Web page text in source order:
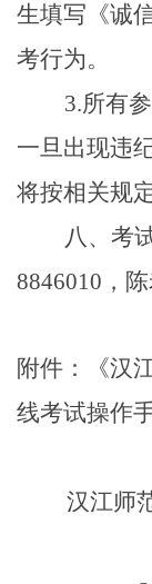
生填写《诚
考行为。
3.所有
一旦出现违
将按相关规
八、考
8846010 ，
附件：《汉
线考试操作手
汉江师范